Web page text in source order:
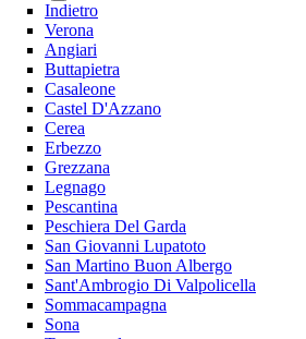
Indietro
Verona
Angiari
Buttapietra
Casaleone
Castel D'Azzano
Cerea
Erbezzo
Grezzana
Legnago
Pescantina
Peschiera Del Garda
San Giovanni Lupatoto
San Martino Buon Albergo
Sant'Ambrogio Di Valpolicella
Sommacampagna
Sona